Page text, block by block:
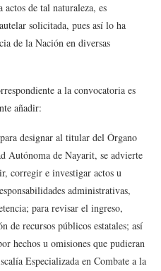
de tal naturaleza, es
solicitada, pues así lo ha
de la Nación en diversas
a la convocatoria es
añadir:
designar al titular del Órgano
Autónoma de Nayarit, se advierte
corregir e investigar actos u
administrativas,
para revisar el ingreso,
de recursos públicos estatales; así
hechos u omisiones que pudieran
Especializada en Combate a la